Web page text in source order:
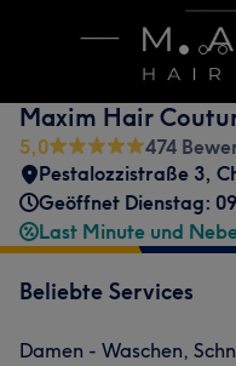
Maxim Hair
5,0
474
Pestalozzistraße 3,
Geöffnet Dienstag:
Last Minute und
Beliebte Services
Damen - Waschen,